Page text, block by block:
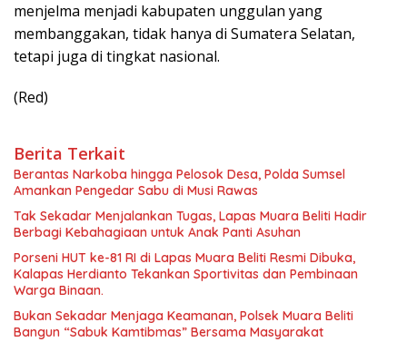
menjelma menjadi kabupaten unggulan yang
membanggakan, tidak hanya di Sumatera Selatan,
tetapi juga di tingkat nasional.
(Red)
Berita Terkait
Berantas Narkoba hingga Pelosok Desa, Polda Sumsel
Amankan Pengedar Sabu di Musi Rawas
Tak Sekadar Menjalankan Tugas, Lapas Muara Beliti Hadir
Berbagi Kebahagiaan untuk Anak Panti Asuhan
Porseni HUT ke-81 RI di Lapas Muara Beliti Resmi Dibuka,
Kalapas Herdianto Tekankan Sportivitas dan Pembinaan
Warga Binaan.
Bukan Sekadar Menjaga Keamanan, Polsek Muara Beliti
Bangun “Sabuk Kamtibmas” Bersama Masyarakat